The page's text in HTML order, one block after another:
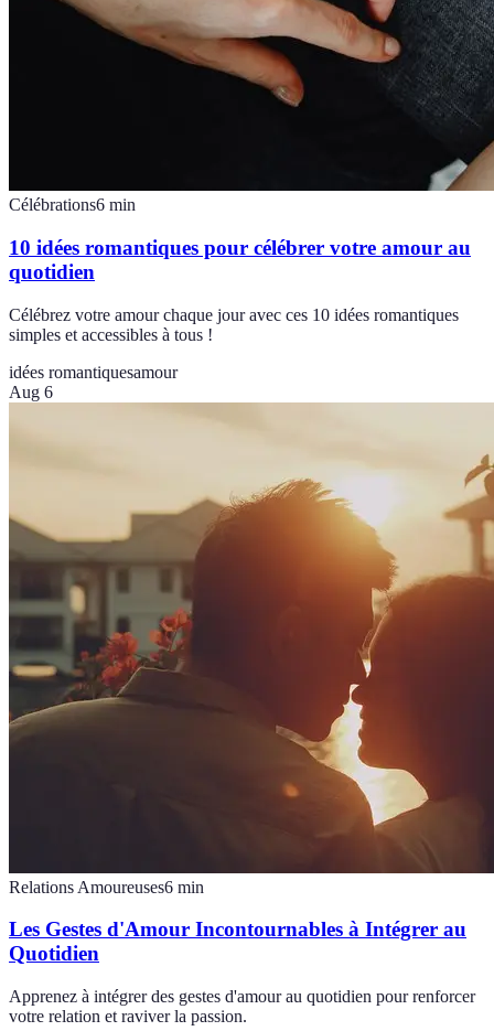
Célébrations6 min
10 idées romantiques pour célébrer votre amour au
quotidien
Célébrez votre amour chaque jour avec ces 10 idées romantiques
simples et accessibles à tous !
idées romantiquesamour
Aug 6
Relations Amoureuses6 min
Les Gestes d'Amour Incontournables à Intégrer au
Quotidien
Apprenez à intégrer des gestes d'amour au quotidien pour renforcer
votre relation et raviver la passion.